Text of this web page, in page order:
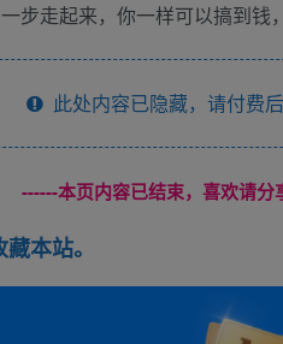
步走起来，你一样可以搞到钱
此处内容已隐藏，请付费
------本页内容已结束，喜欢请分
本站。